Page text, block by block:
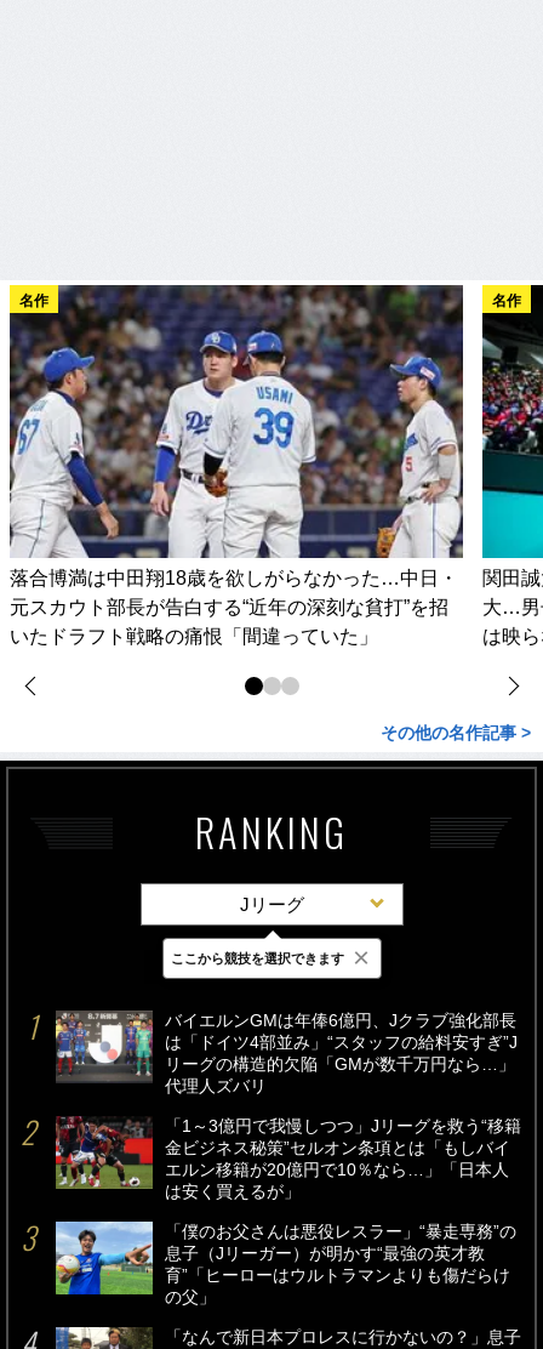
名作
落合博満は中田翔18歳を欲しがらなかった…中日・
元スカウト部長が告白する“近年の深刻な貧打”を招
いたドラフト戦略の痛恨「間違っていた」
名作
関田
大…男
は映
その他の名作記事 >
RANKING
Jリーグ
最新 24時間 週間
バイエルンGMは年俸6億円、Jクラブ強化部長
は「ドイツ4部並み」“スタッフの給料安すぎ”J
リーグの構造的欠陥「GMが数千万円なら…」
代理人ズバリ
「1～3億円で我慢しつつ」Jリーグを救う“移籍
金ビジネス秘策”セルオン条項とは「もしバイ
エルン移籍が20億円で10％なら…」「日本人
は安く買えるが」
「僕のお父さんは悪役レスラー」“暴走専務”の
息子（Jリーガー）が明かす“最強の英才教
育”「ヒーローはウルトラマンよりも傷だらけ
の父」
「なんで新日本プロレスに行かないの？」息子
ここから競技を選択できます ×